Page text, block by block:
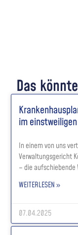
Das
im
In einem von uns
Verwaltungsgericht
– die aufschiebende
WEITERLESEN »
07.04.2025